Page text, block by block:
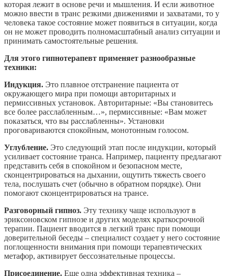
которая лежит в основе речи и мышления. И если животное
можно ввести в транс резкими движениями и захватами, то у
человека такое состояние может появиться в ситуации, когда
он не может проводить полномасштабный анализ ситуации и
принимать самостоятельные решения.
Для этого гипнотерапевт применяет разнообразные
техники:
Индукция. Это плавное отстранение пациента от
окружающего мира при помощи авторитарных и
пермиссивных установок. Авторитарные: «Вы становитесь
все более расслабленным…», пермиссивные: «Вам может
показаться, что вы расслабленны». Установки
проговариваются спокойным, монотонным голосом.
Углубление. Это следующий этап после индукции, который
усиливает состояние транса. Например, пациенту предлагают
представить себя в спокойном и безопасном месте,
сконцентрироваться на дыхании, ощутить тяжесть своего
тела, послушать счет (обычно в обратном порядке). Они
помогают сконцентрироваться на трансе.
Разговорный гипноз. Эту технику чаще используют в
эриксоновском гипнозе и других моделях краткосрочной
терапии. Пациент вводится в легкий транс при помощи
доверительной беседы – специалист создает у него состояние
поглощенности внимания при помощи терапевтических
метафор, активирует бессознательные процессы.
Присоединение. Еще одна эффективная техника –